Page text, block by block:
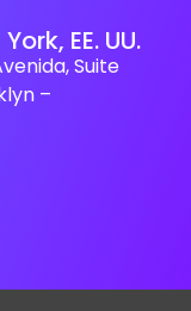
EE. UU.
Suite
–